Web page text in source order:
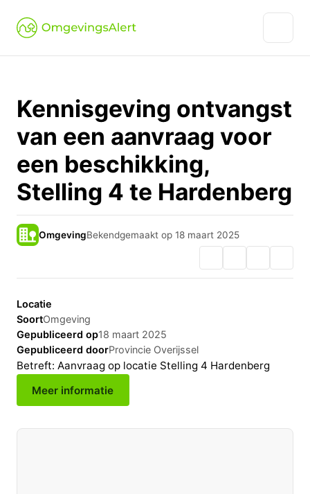
Kennisgeving ontvangst
van een aanvraag voor
een beschikking,
Stelling 4 te Hardenberg
OmgevingBekendgemaakt op 18 maart 2025
Locatie
SoortOmgeving
Gepubliceerd op18 maart 2025
Gepubliceerd doorProvincie Overijssel
Betreft: Aanvraag op locatie Stelling 4 Hardenberg
Meer informatie